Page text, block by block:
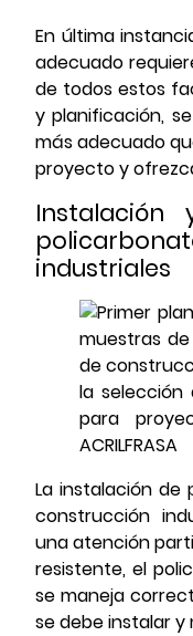
En última
adecuado
de todos estos
y planificación,
más adecuado
proyecto y
Instalación
industriales
La instalación
construcción
una atención
resistente, el
se maneja
se debe instalar y